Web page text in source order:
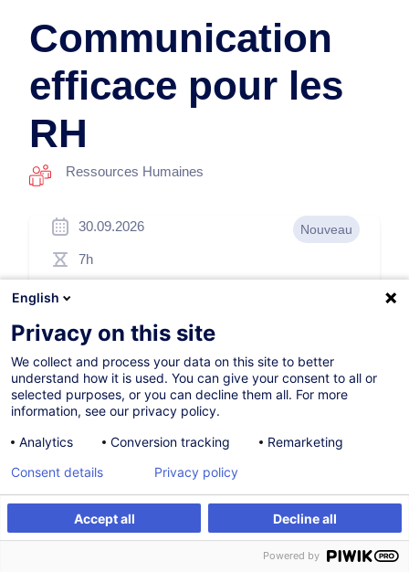
S'inscrire Formation sur mesure
Communication
efficace pour les
RH
Ressources Humaines
Nouveau
30.09.2026
7h
Cours du jour
French / Français
012522
S'inscrire
Formation sur mesure
English
Privacy on this site
We collect and process your data on this site to better
understand how it is used. You can give your consent to all or
selected purposes, or you can decline them all. For more
information, see our privacy policy.
Analytics
Conversion tracking Remarketing
Accept all Decline all
Consent details Privacy policy
Powered by